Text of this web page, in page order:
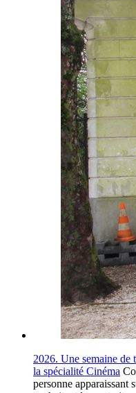
2026. Une semaine de
la spécialité Cinéma
personne apparaissant